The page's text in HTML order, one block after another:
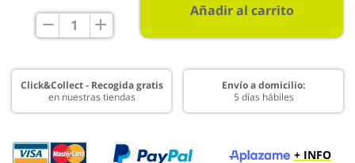
Añadir al carrito
Click&Collect - Recogida gratis
en nuestras tiendas
Envío a domicilio:
5 días hábiles
+ INFO